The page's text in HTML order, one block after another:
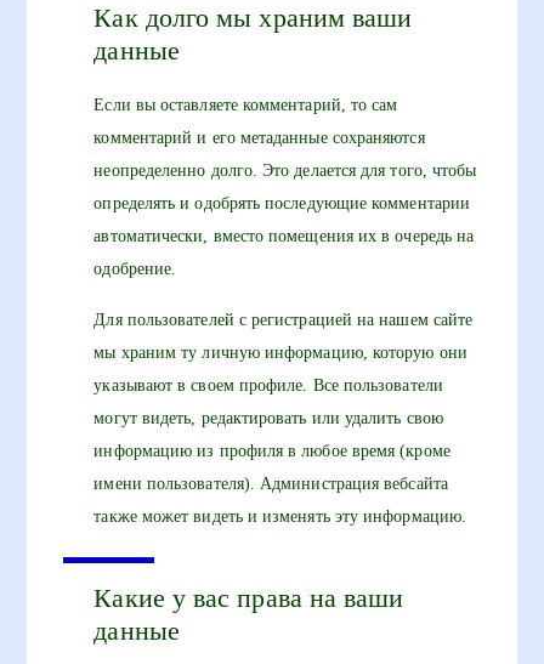
Как долго мы храним ваши
данные
Если вы оставляете комментарий, то сам
комментарий и его метаданные сохраняются
неопределенно долго. Это делается для того, чтобы
определять и одобрять последующие комментарии
автоматически, вместо помещения их в очередь на
одобрение.
Для пользователей с регистрацией на нашем сайте
мы храним ту личную информацию, которую они
указывают в своем профиле. Все пользователи
могут видеть, редактировать или удалить свою
информацию из профиля в любое время (кроме
имени пользователя). Администрация вебсайта
также может видеть и изменять эту информацию.
Какие у вас права на ваши
данные